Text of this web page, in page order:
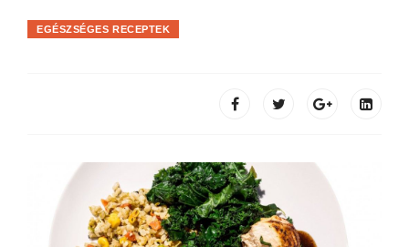
EGÉSZSÉGES RECEPTEK